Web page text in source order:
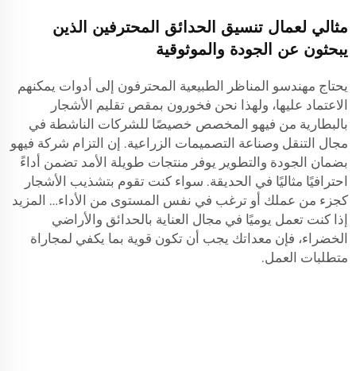
مثالي لعمال تنسيق الحدائق المحترفين الذين
يبحثون عن الجودة والموثوقية
يحتاج مهندسو المناظر الطبيعية المحترفون إلى أدوات يمكنهم
الاعتماد عليها، ولهذا نحن فخورون بمقص تقليم الأشجار
بالبطارية من فيهو المخصص خصيصًا للشركات الناشطة في
مجال التنقل وصناعة التصميمات الزراعية. إن التزام شركة فيهو
بضمان الجودة والتطوير يوفر منتجات طويلة الأمد تضمن أداءً
احترافيًا مثاليًا في الحديقة. سواء كنت تقوم بتشذيب الأشجار
كجزء من عملك أو ترغب في نفس المستوى من الأداء… المزيد
إذا كنت تعمل يوميًا في مجال العناية بالحدائق والأراضي
الخضراء، فإن معداتك يجب أن تكون قوية بما يكفي لمجاراة
متطلبات العمل.